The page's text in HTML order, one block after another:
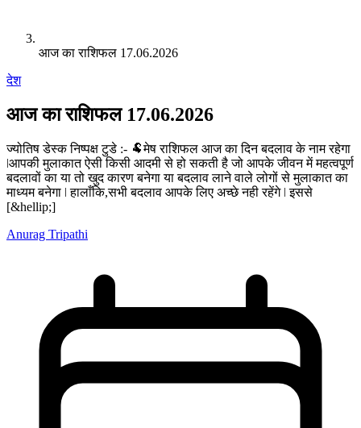
आज का राशिफल 17.06.2026
देश
आज का राशिफल 17.06.2026
ज्योतिष डेस्क निष्पक्ष टुडे :- 🐏मेष राशिफल आज का दिन बदलाव के नाम रहेगा
ǀआपकी मुलाकात ऐसी किसी आदमी से हो सकती है जो आपके जीवन में महत्वपूर्ण
बदलावों का या तो खुद कारण बनेगा या बदलाव लाने वाले लोगों से मुलाकात का
माध्यम बनेगा ǀ हालाँकि,सभी बदलाव आपके लिए अच्छे नही रहेंगे ǀ इससे
[&hellip;]
Anurag Tripathi